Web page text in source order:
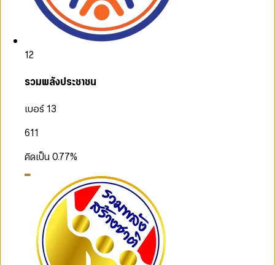
12
รวมพลังประชาชน
เบอร์ 13
611
คิดเป็น0.77%